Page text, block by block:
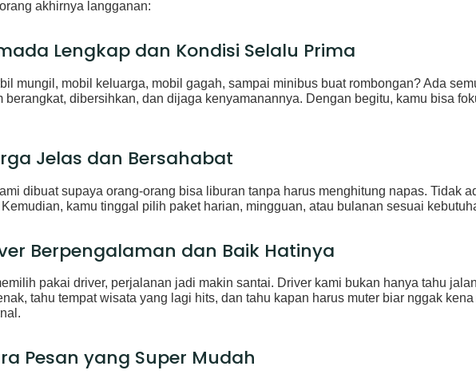
akhirnya langganan:
Lengkap dan Kondisi Selalu Prima
mungil, mobil keluarga, mobil gagah, sampai minibus buat rombongan? Ada
berangkat, dibersihkan, dan dijaga kenyamanannya. Dengan begitu, kamu bisa
Jelas dan Bersahabat
dibuat supaya orang-orang bisa liburan tanpa harus menghitung napas. Tidak
kamu tinggal pilih paket harian, mingguan, atau bulanan sesuai
Berpengalaman dan Baik Hatinya
pakai driver, perjalanan jadi makin santai. Driver kami bukan hanya tahu
tahu tempat wisata yang lagi hits, dan tahu kapan harus muter biar nggak
Pesan yang Super Mudah